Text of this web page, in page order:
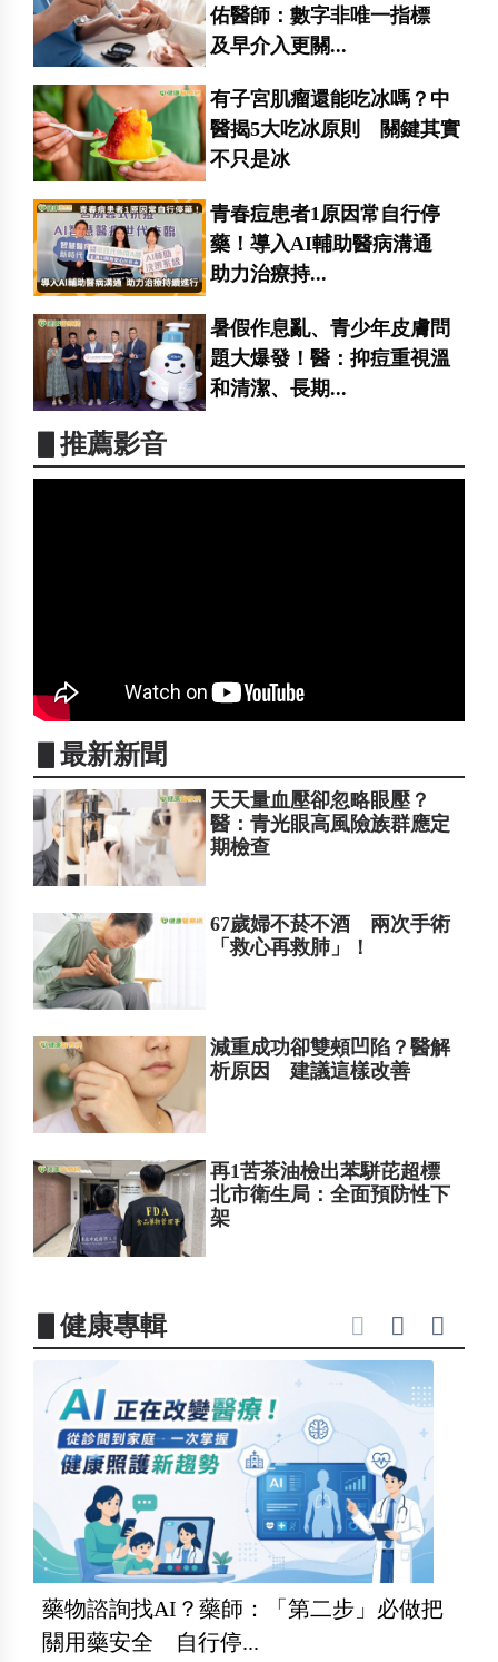
佑醫師：數字非唯一指標
及早介入更關...
有子宮肌瘤還能吃冰嗎？中
醫揭5大吃冰原則 關鍵其實
不只是冰
青春痘患者1原因常自行停
藥！導入AI輔助醫病溝通
助力治療持...
暑假作息亂、青少年皮膚問
題大爆發！醫：抑痘重視溫
和清潔、長期...
▋推薦影音
▋最新新聞
天天量血壓卻忽略眼壓？
醫：青光眼高風險族群應定
期檢查
67歲婦不菸不酒 兩次手術
「救心再救肺」！
減重成功卻雙頰凹陷？醫解
析原因 建議這樣改善
再1苦茶油檢出苯駢芘超標
北市衛生局：全面預防性下
架
▋健康專輯
藥物諮詢找AI？藥師：「第二步」必做把
關用藥安全 自行停...